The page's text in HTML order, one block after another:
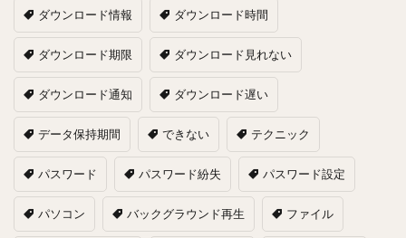
ダウンロード情報 ダウンロード時間
ダウンロード期限 ダウンロード見れない
ダウンロード通知 ダウンロード遅い
データ保持期間 できない テクニック
パスワード パスワード紛失 パスワード設定
パソコン バックグラウンド再生 ファイル